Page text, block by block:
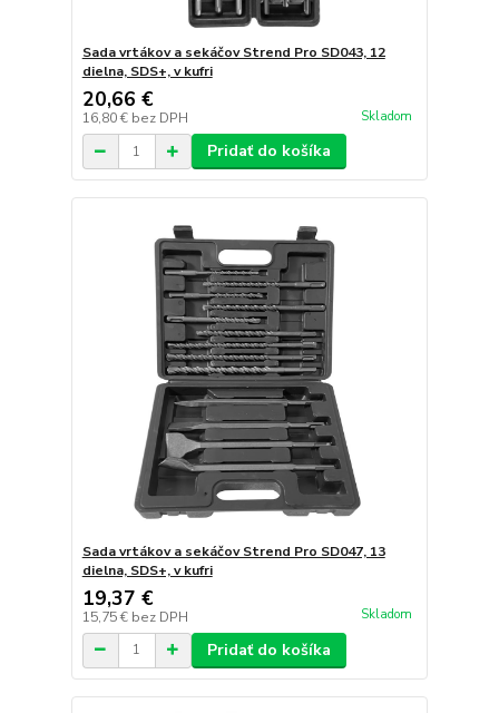
Sada vrtákov a sekáčov Strend Pro SD043, 12
dielna, SDS+, v kufri
20,66 €
16,80 € bez DPH Skladom
Pridať do košíka
Sada vrtákov a sekáčov Strend Pro SD047, 13
dielna, SDS+, v kufri
19,37 €
15,75 € bez DPH Skladom
Pridať do košíka